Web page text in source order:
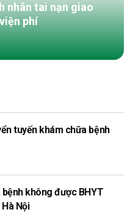
nhân tai nạn giao
phí
tuyến khám chữa bệnh
không được BHYT
Nội